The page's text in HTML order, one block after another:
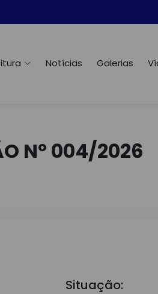
Notícias Galerias
Nº 004/2026
Situação: